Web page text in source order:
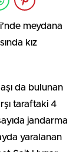
meydana
kız
da bulunan
taraftaki 4
jandarma
yaralanan